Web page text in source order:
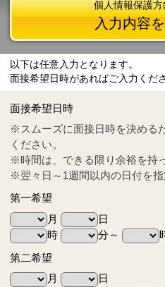
Tel
0570-55-0314
個人情報保護
入力内容
以下は任意入力となります。
面接希望日時があればご入力くださ
面接希望日時
※スムーズに面接日時を決める
ください。
※時間は、できる限り余裕を持
※翌々日～1週間以内の日付を指
第一希望
月
日
時
分～
第二希望
月
日